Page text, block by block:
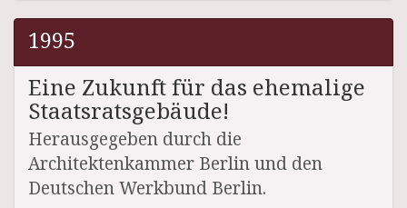
1995
Eine Zukunft für das ehemalige
Staatsratsgebäude!
Herausgegeben durch die
Architektenkammer Berlin und den
Deutschen Werkbund Berlin.